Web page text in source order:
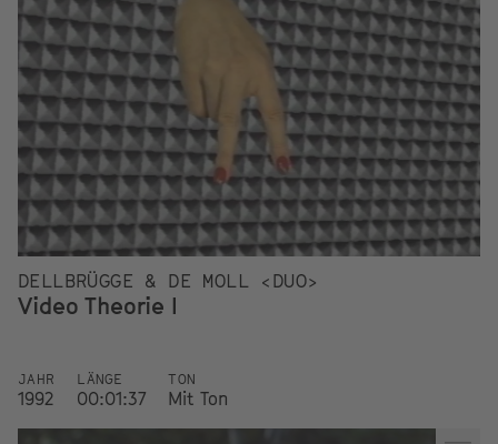
DELLBRÜGGE & DE MOLL <DUO>
Video Theorie I
JAHR
1992
LÄNGE
00:01:37
TON
Mit Ton